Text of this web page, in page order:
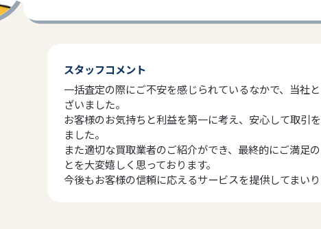
スタッフコメント
一括査定の際にご不安を感じられているなかで、当社
ざいました。
お客様のお気持ちと利益を第一に考え、安心して取引
ました。
また適切な買取業者のご紹介ができ、最終的にご満足
とを大変嬉しく思っております。
今後もお客様の信頼に応えるサービスを提供してまいり